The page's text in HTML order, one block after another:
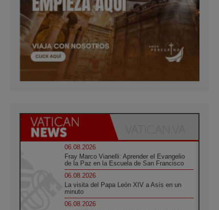
06.08.2026
Fray Marco Vianelli: Aprender el Evangelio
de la Paz en la Escuela de San Francisco
06.08.2026
La visita del Papa León XIV a Asís en un
minuto
06.08.2026